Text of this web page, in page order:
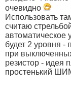
очевидно
Использовать
считаю
автоматическое
будет 2 уровня -
при
резистор - идея
простенький